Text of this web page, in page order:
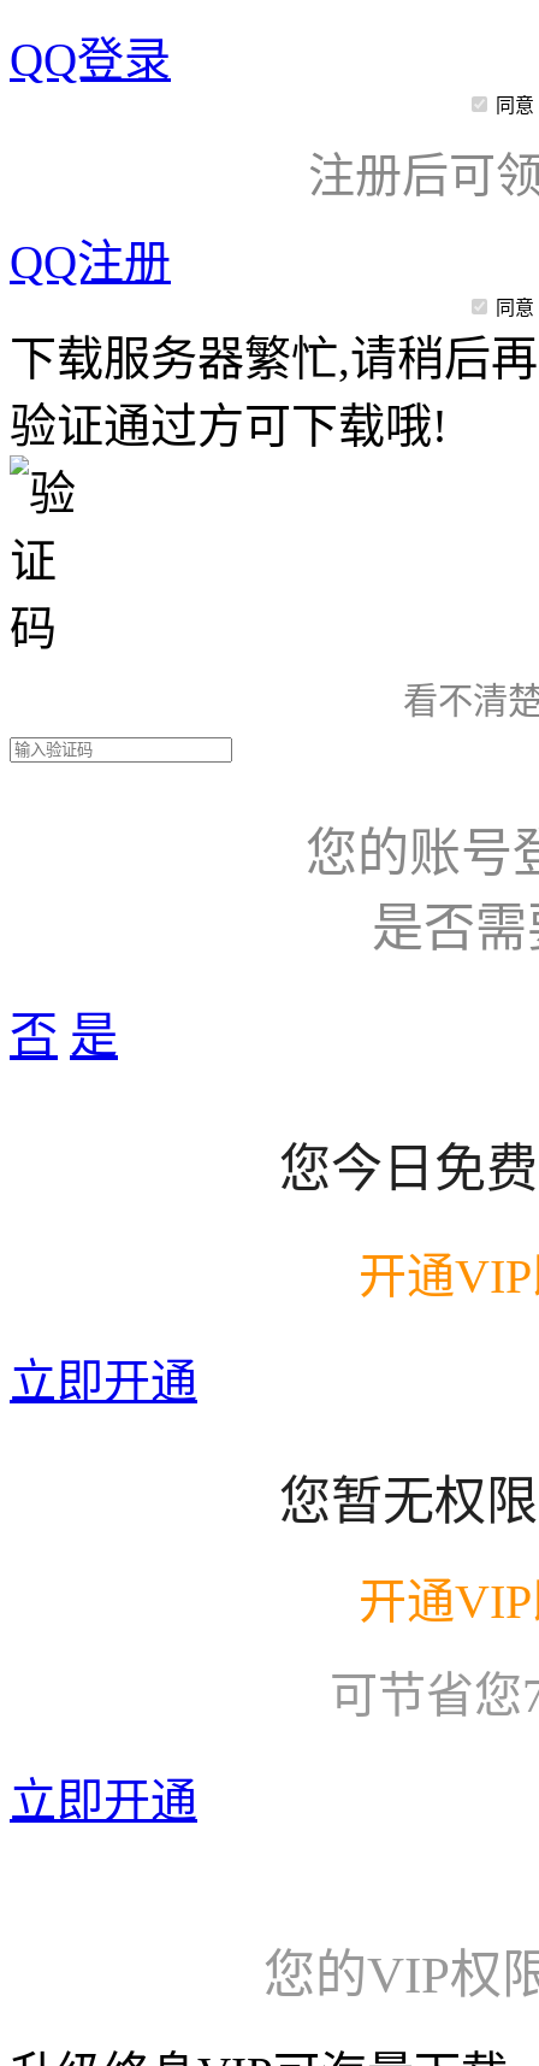
QQ登录
同意
注册后可
QQ注册
同意
下载服务器繁忙,请稍后
验证通过方可下载哦!
看不清
您的账号
是否
否 是
您今日免
开通
立即开通
您暂无权
开通
可节省您
立即开通
您的VIP权